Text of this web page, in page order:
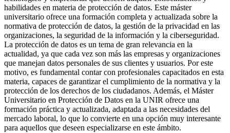
habilidades en materia de protección de datos. Este máster
universitario ofrece una formación completa y actualizada sobre la
normativa de protección de datos, la gestión de la privacidad en las
organizaciones, la seguridad de la información y la ciberseguridad.
La protección de datos es un tema de gran relevancia en la
actualidad, ya que cada vez son más las empresas y organizaciones
que manejan datos personales de sus clientes y usuarios. Por este
motivo, es fundamental contar con profesionales capacitados en esta
materia, capaces de garantizar el cumplimiento de la normativa y la
protección de los derechos de los ciudadanos. Además, el Máster
Universitario en Protección de Datos en la UNIR ofrece una
formación práctica y actualizada, adaptada a las necesidades del
mercado laboral, lo que lo convierte en una opción muy interesante
para aquellos que deseen especializarse en este ámbito.